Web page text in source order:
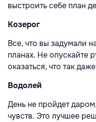
выстроить себе план
Козерог
Все, что вы задумали
планах. Не опускайте
оказаться, что так
Водолей
День не пройдет
чувств. Это лучшее